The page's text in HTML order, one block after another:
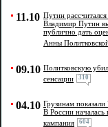
11.10 Путин рассчитался
Владимир Путин
публично дать
Анны
09.10 Политковскую
сенсации
310
04.10 Грузинам
В России началась
кампания
604